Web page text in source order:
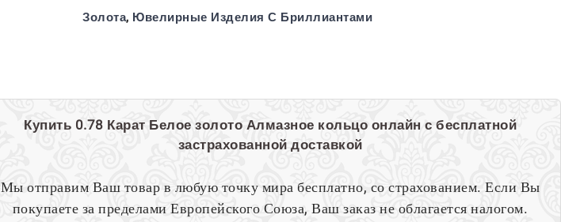
Золота, Ювелирные Изделия С Бриллиантами
Купить 0.78 Карат Белое золото Алмазное кольцо онлайн с бесплатной
застрахованной доставкой
Мы отправим Ваш товар в любую точку мира бесплатно, со страхованием. Если Вы
покупаете за пределами Европейского Союза, Ваш заказ не облагается налогом.